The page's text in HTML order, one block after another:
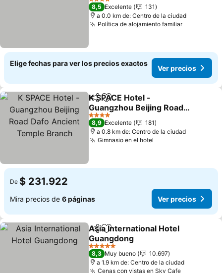
Ver precios
4 Estrellas
8,5 Excelente
131
a 0.0 km de: Centro de la ciudad
Política de alojamiento familiarVer
Elige fechas para ver los precios exactos
Ver precios
CompartirAgregar a favoritos
K SPACE Hotel -
Guangzhou Beijing Road
Dafo Ancient Temple
Branch
Ver precios
4 Estrellas
8,9 Excelente
181
a 0.8 km de: Centro de la ciudad
Gimnasio en el hotel
De $ 231.922
Mira precios de 6 páginas Ver precios
CompartirAgregar a favoritos
Asia International Hotel
Guangdong
Ver precios
5 Estrellas
8,3 Muy bueno
10.697
a 1.9 km de: Centro de la ciudad
Cenas con vistas en Sky Cafe